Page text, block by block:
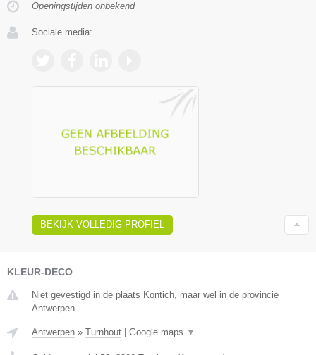
Openingstijden onbekend
Sociale media:
BEKIJK VOLLEDIG PROFIEL
KLEUR-DECO
Niet gevestigd in de plaats Kontich, maar wel in de provincie
Antwerpen.
Antwerpen » Turnhout | Google maps ▼